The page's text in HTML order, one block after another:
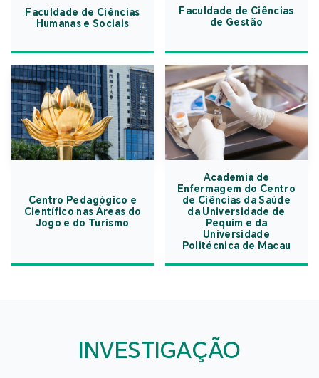
Faculdade de Ciências
Humanas e Sociais
Faculdade de Ciências
de Gestão
Centro Pedagógico e
Científico nas Áreas do
Jogo e do Turismo
Academia de
Enfermagem do Centro
de Ciências da Saúde
da Universidade de
Pequim e da
Universidade
Politécnica de Macau
INVESTIGAÇÃO